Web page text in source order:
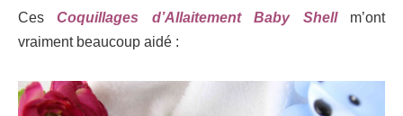
CesCoquillages d’Allaitement Baby Shellm’ont
vraiment beaucoup aidé :